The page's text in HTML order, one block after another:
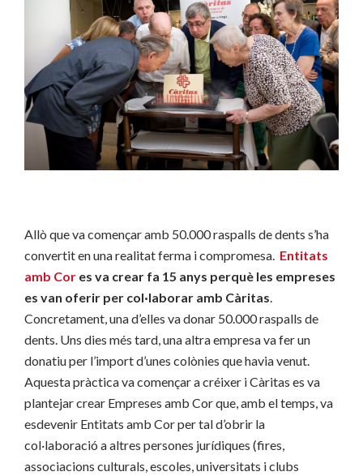
Allò que va començar amb 50.000 raspalls de dents s’ha
convertit en una realitat ferma i compromesa. Entitats
amb Cor es va crear fa 15 anys perquè les empreses
es van oferir per col·laborar amb Càritas.
Concretament, una d’elles va donar 50.000 raspalls de
dents. Uns dies més tard, una altra empresa va fer un
donatiu per l’import d’unes colònies que havia venut.
Aquesta pràctica va començar a créixer i Càritas es va
plantejar crear Empreses amb Cor que, amb el temps, va
esdevenir Entitats amb Cor per tal d’obrir la
col·laboració a altres persones jurídiques (fires,
associacions culturals, escoles, universitats i clubs